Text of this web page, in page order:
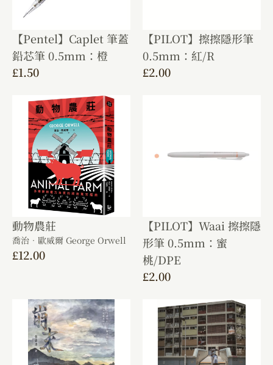
【Pentel】Caplet 筆蓋
鉛芯筆 0.5mm：橙
£1.50
【PILOT】擦擦隱形筆
0.5mm：紅/R
£2.00
動物農莊
喬治．歐威爾 George Orwell
£12.00
【PILOT】Waai 擦擦隱
形筆 0.5mm：蜜
桃/DPE
£2.00